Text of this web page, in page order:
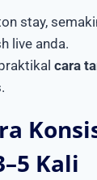
stay,
live anda.
cara
Kali